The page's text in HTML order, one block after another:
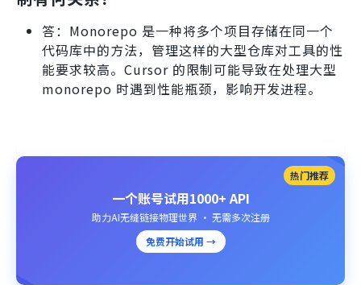
答：Monorepo 是一种将多个项目存储在同一个
代码库中的方法，管理这样的大型仓库对工具的性
能要求较高。Cursor 的限制可能导致在处理大型
monorepo 时遇到性能瓶颈，影响开发进程。
热门推荐
一个账号试用1000+ API
助力AI无缝链接物理世界 · 无需多次注册
免费开始试用 →